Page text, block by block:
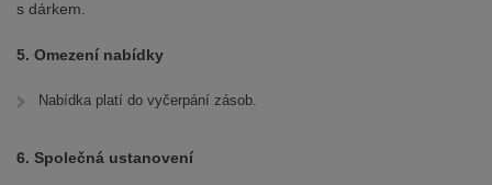
s dárkem.
5. Omezení nabídky
Nabídka platí do vyčerpání zásob.
6. Společná ustanovení